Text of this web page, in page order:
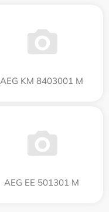
AEG KM 8403001 M
AEG EE 501301 M